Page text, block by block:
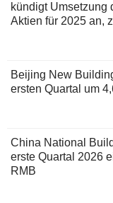
kündigt Umsetzung
Aktien für 2025 an,
Beijing New
ersten Quartal um
China National
erste Quartal 2026
RMB